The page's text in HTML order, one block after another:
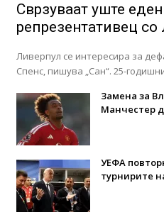
Сврзуваат уште
репрезентативец
Ливерпул се интересира за
Спенс, пишува „Сан“. 25-
Замена за
Манчестер
УЕФА
турнирите